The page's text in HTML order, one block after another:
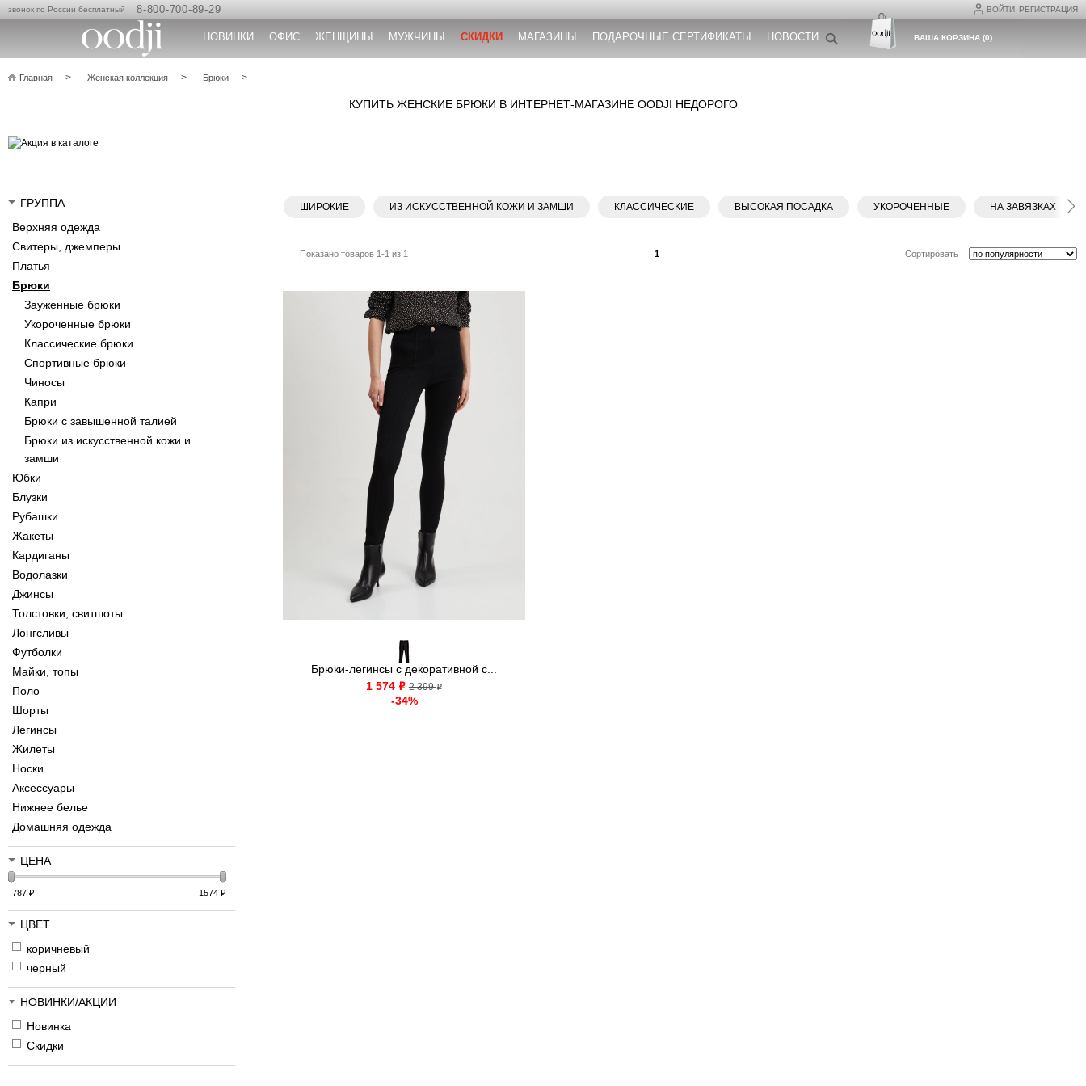
ВОЙТИ РЕГИСТРАЦИЯ
звонок по России бесплатный 8-800-700-89-29
НОВИНКИ ОФИС ЖЕНЩИНЫ МУЖЧИНЫ СКИДКИ МАГАЗИНЫ ПОДАРОЧНЫЕ СЕРТИФИКАТЫ НОВОСТИ ВАША КОРЗИНА(0)
Главная Женская коллекция Брюки
КУПИТЬ ЖЕНСКИЕ БРЮКИ В ИНТЕРНЕТ-МАГАЗИНЕ OODJI НЕДОРОГО
ГРУППА
Верхняя одежда
Свитеры, джемперы
Платья
Брюки
Зауженные брюки
Укороченные брюки
Классические брюки
Спортивные брюки
Чиносы
Капри
Брюки с завышенной талией
Брюки из искусственной кожи и
замши
Юбки
Блузки
Рубашки
Жакеты
Кардиганы
Водолазки
Джинсы
Толстовки, свитшоты
Лонгсливы
Футболки
Майки, топы
Поло
Шорты
Легинсы
Жилеты
Носки
Аксессуары
Нижнее белье
Домашняя одежда
ЦЕНА
787 ₽ 1574₽
ЦВЕТ
коричневый
черный
НОВИНКИ/АКЦИИ
Новинка
Скидки
ШИРОКИЕ ИЗ ИСКУССТВЕННОЙ КОЖИ И ЗАМШИ КЛАССИЧЕСКИЕ ВЫСОКАЯ ПОСАДКА УКОРОЧЕННЫЕ НА ЗАВЯЗКАХ
Показано товаров 1-1 из 1 1 Сортировать
Брюки-легинсы с декоративной с...
1 574 o 2 399o
-34%